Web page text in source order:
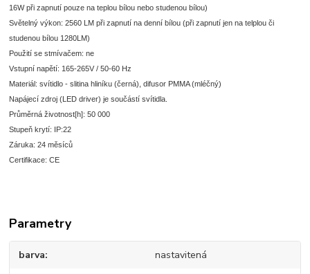
16W při zapnutí pouze na teplou bílou nebo studenou bílou)
Světelný výkon: 2560 LM při zapnutí na denní bílou (při zapnutí jen na telplou či
studenou bílou 1280LM)
Použití se stmívačem: ne
Vstupní napětí: 165-265V / 50-60 Hz
Materiál: svítidlo - slitina hliníku (černá), difusor PMMA (mléčný)
Napájecí zdroj (LED driver) je součástí svítidla.
Průměrná životnost[h]: 50 000
Stupeň krytí: IP:22
Záruka: 24 měsíců
Certifikace: CE
Parametry
barva nastavitená